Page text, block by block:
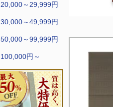
20,000～29,999円
30,000～49,999円
50,000～99,999円
100,000円～